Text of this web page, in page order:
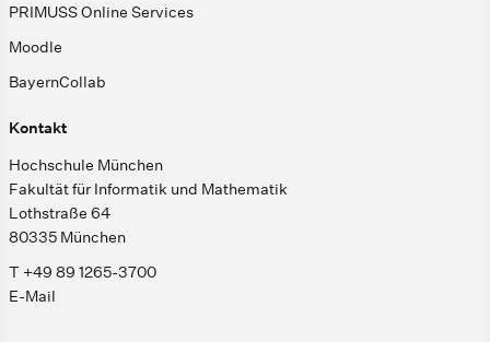
PRIMUSS Online Services
Moodle
BayernCollab
Kontakt
Hochschule München
Fakultät für Informatik und Mathematik
Lothstraße 64
80335 München
T +49 89 1265-3700
E-Mail